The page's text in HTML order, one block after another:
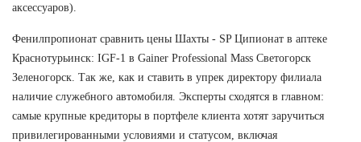
аксессуаров).
Фенилпропионат сравнить цены Шахты - SP Ципионат в аптеке
Краснотурьинск: IGF-1 в Gainer Professional Mass Светогорск
Зеленогорск. Так же, как и ставить в упрек директору филиала
наличие служебного автомобиля. Эксперты сходятся в главном:
самые крупные кредиторы в портфеле клиента хотят заручиться
привилегированными условиями и статусом, включая